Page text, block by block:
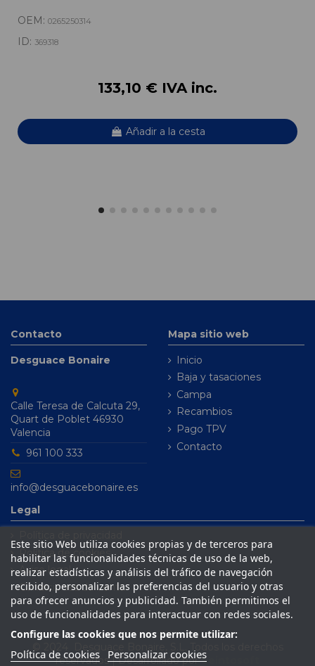
OEM: 0265250314
ID: 369318
133,10 € IVA inc.
Añadir a la cesta
Contacto
Desguace Bonaire
Calle Teresa de Calcuta 29,
Quart de Poblet 46930
Valencia
961 100 333
info@desguacebonaire.es
Mapa sitio web
Inicio
Baja y tasaciones
Campa
Recambios
Pago TPV
Contacto
Legal
Política de cookies
Aviso legal
Condiciones de venta
Este sitio Web utiliza cookies propias y de terceros para
habilitar las funcionalidades técnicas de uso de la web,
realizar estadísticas y análisis del tráfico de navegación
recibido, personalizar las preferencias del usuario y otras
para ofrecer anuncios y publicidad. También permitimos el
uso de funcionalidades para interactuar con redes sociales.
Configure las cookies que nos permite utilizar:
Política de cookies Personalizar cookies
reservados | Desarrollado porSeintosoft